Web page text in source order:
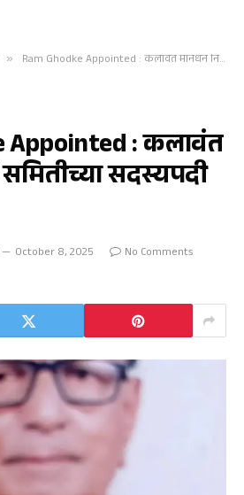
» Ram Ghodke Appointed : कलावंत मानधन निवड समितीच्या सदस्यपदी राम घोडके
Appointed : कलावंत
सदस्यपदी
October 8, 2025
No Comments